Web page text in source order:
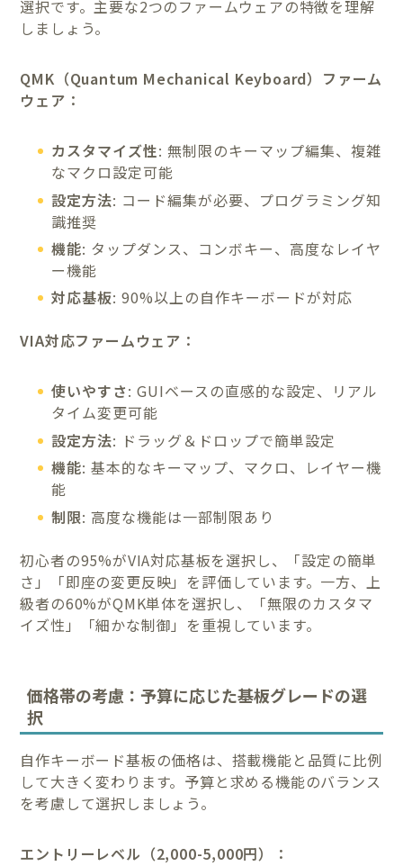
選択です。主要な2つのファームウェアの特徴を理解
しましょう。
QMK（Quantum Mechanical Keyboard）ファーム
ウェア：
カスタマイズ性: 無制限のキーマップ編集、複雑
なマクロ設定可能
設定方法: コード編集が必要、プログラミング知
識推奨
機能: タップダンス、コンボキー、高度なレイヤ
ー機能
対応基板: 90%以上の自作キーボードが対応
VIA対応ファームウェア：
使いやすさ: GUIベースの直感的な設定、リアル
タイム変更可能
設定方法: ドラッグ＆ドロップで簡単設定
機能: 基本的なキーマップ、マクロ、レイヤー機
能
制限: 高度な機能は一部制限あり
初心者の95%がVIA対応基板を選択し、「設定の簡単
さ」「即座の変更反映」を評価しています。一方、上
級者の60%がQMK単体を選択し、「無限のカスタマ
イズ性」「細かな制御」を重視しています。
価格帯の考慮：予算に応じた基板グレードの選
択
自作キーボード基板の価格は、搭載機能と品質に比例
して大きく変わります。予算と求める機能のバランス
を考慮して選択しましょう。
エントリーレベル（2,000-5,000円）：